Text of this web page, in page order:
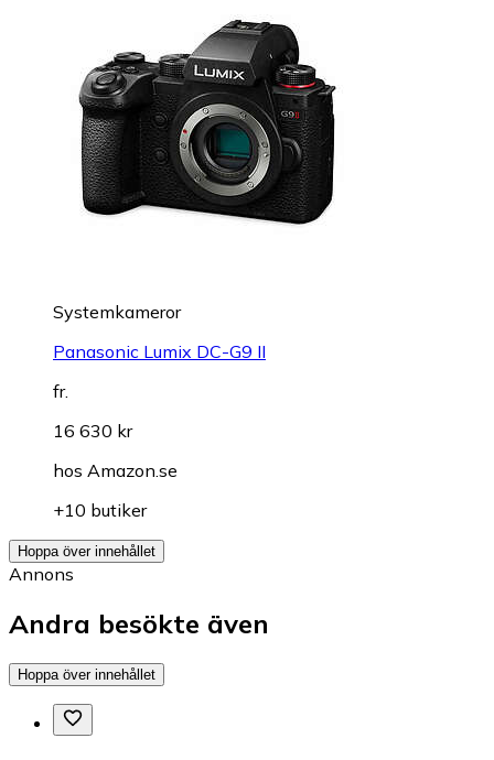
Systemkameror
Panasonic Lumix DC-G9 II
fr.
16 630 kr
hos Amazon.se
+10 butiker
Hoppa över innehållet
Annons
Andra besökte även
Hoppa över innehållet